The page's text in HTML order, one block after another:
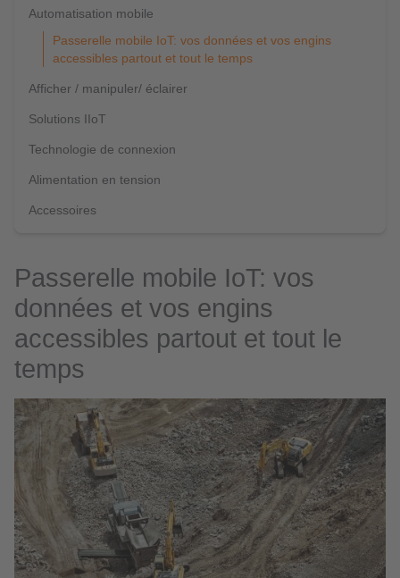
Automatisation mobile
Passerelle mobile IoT: vos données et vos engins
accessibles partout et tout le temps
Afficher / manipuler/ éclairer
Solutions IIoT
Technologie de connexion
Alimentation en tension
Accessoires
Passerelle mobile IoT: vos
données et vos engins
accessibles partout et tout le
temps